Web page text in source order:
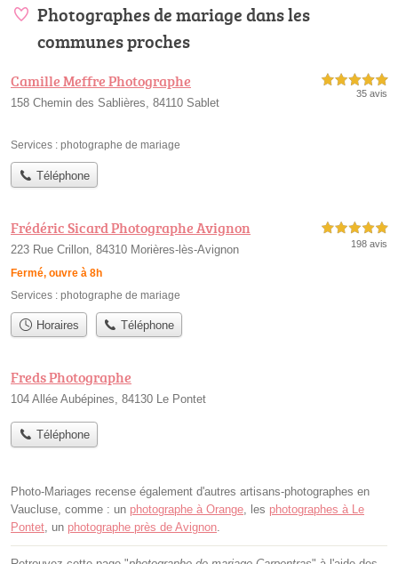
Photographes de mariage dans les
communes proches
Camille Meffre Photographe
158 Chemin des Sablières, 84110 Sablet
5,0 étoiles sur 5
35 avis
Services : photographe de mariage
Téléphone
Frédéric Sicard Photographe Avignon
223 Rue Crillon, 84310 Morières-lès-Avignon
Fermé, ouvre à 8h
5,0 étoiles sur 5
198 avis
Services : photographe de mariage
Horaires Téléphone
Freds Photographe
104 Allée Aubépines, 84130 Le Pontet
Téléphone
Photo-Mariages recense également d'autres artisans-photographes en
Vaucluse, comme : un photographe à Orange , les photographes à Le
Pontet , un photographe près de Avignon